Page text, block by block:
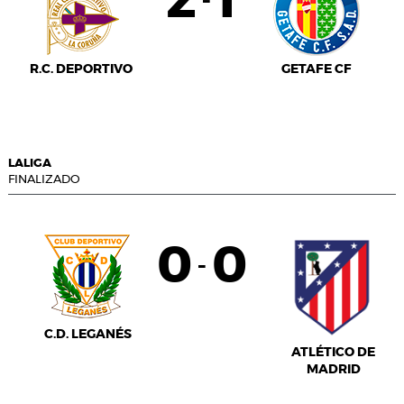
R.C. DEPORTIVO GETAFE CF
LALIGA
FINALIZADO
C.D. LEGANÉS
0 - 0
ATLÉTICO DE
MADRID